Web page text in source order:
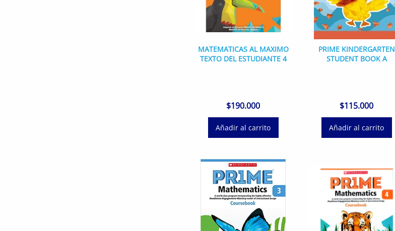
MATEMATICAS AL MAXIMO
TEXTO DEL ESTUDIANTE 4
$190.000
Añadir al carrito
PRIME KINDERGARTEN
STUDENT BOOK A
$115.000
Añadir al carrito